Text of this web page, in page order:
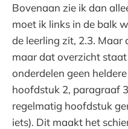
Bovenaan zie ik dan
moet ik links in de balk
de leerling zit, 2.3. Maar
maar dat overzicht
onderdelen geen
hoofdstuk 2, paragraaf
regelmatig hoofdstuk
iets). Dit maakt het